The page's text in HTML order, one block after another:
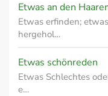
Etwas an den
Etwas erfinden;
hergehol…
Etwas schönreden
Etwas Schlechtes
e…